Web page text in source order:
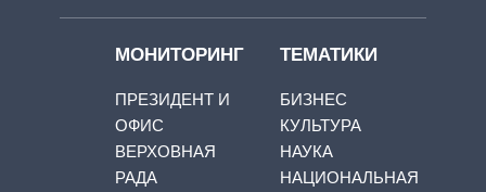
МОНИТОРИНГ
ПРЕЗИДЕНТ И
ОФИС
ВЕРХОВНАЯ
РАДА
ТЕМАТИКИ
БИЗНЕС
КУЛЬТУРА
НАУКА
НАЦИОНАЛЬНАЯ